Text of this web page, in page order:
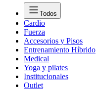
Todos
Cardio
Fuerza
Accesorios y Pisos
Entrenamiento Híbrido
Medical
Yoga y pilates
Institucionales
Outlet